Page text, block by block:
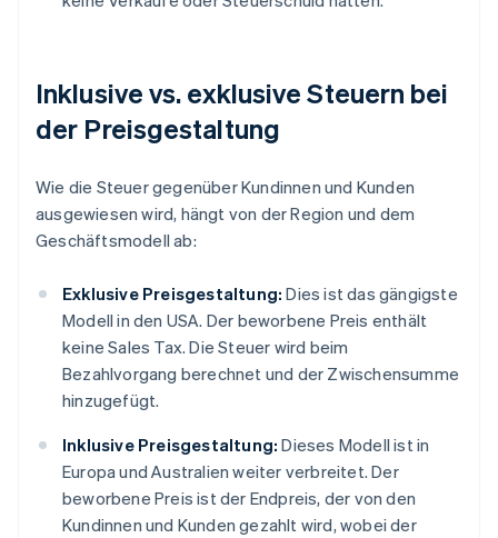
Inklusive vs. exklusive Steuern bei
der Preisgestaltung
Wie die Steuer gegenüber Kundinnen und Kunden
ausgewiesen wird, hängt von der Region und dem
Geschäftsmodell ab:
Exklusive Preisgestaltung: Dies ist das gängigste
Modell in den USA. Der beworbene Preis enthält
keine Sales Tax. Die Steuer wird beim
Bezahlvorgang berechnet und der Zwischensumme
hinzugefügt.
Inklusive Preisgestaltung: Dieses Modell ist in
Europa und Australien weiter verbreitet. Der
beworbene Preis ist der Endpreis, der von den
Kundinnen und Kunden gezahlt wird, wobei der